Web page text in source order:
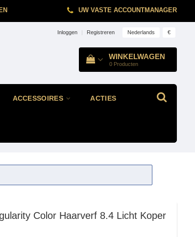
UW VASTE ACCOUNTMANAGER
Inloggen | Registreren Nederlands €
WINKELWAGEN
0 Producten
ACCESSOIRES ACTIES
Color Haarverf 8.4 Licht Koper